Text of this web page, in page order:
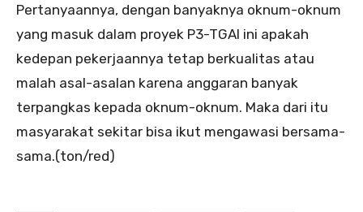
Pertanyaannya, dengan banyaknya oknum-oknum
yang masuk dalam proyek P3-TGAI ini apakah
kedepan pekerjaannya tetap berkualitas atau
malah asal-asalan karena anggaran banyak
terpangkas kepada oknum-oknum. Maka dari itu
masyarakat sekitar bisa ikut mengawasi bersama-
sama.(ton/red)